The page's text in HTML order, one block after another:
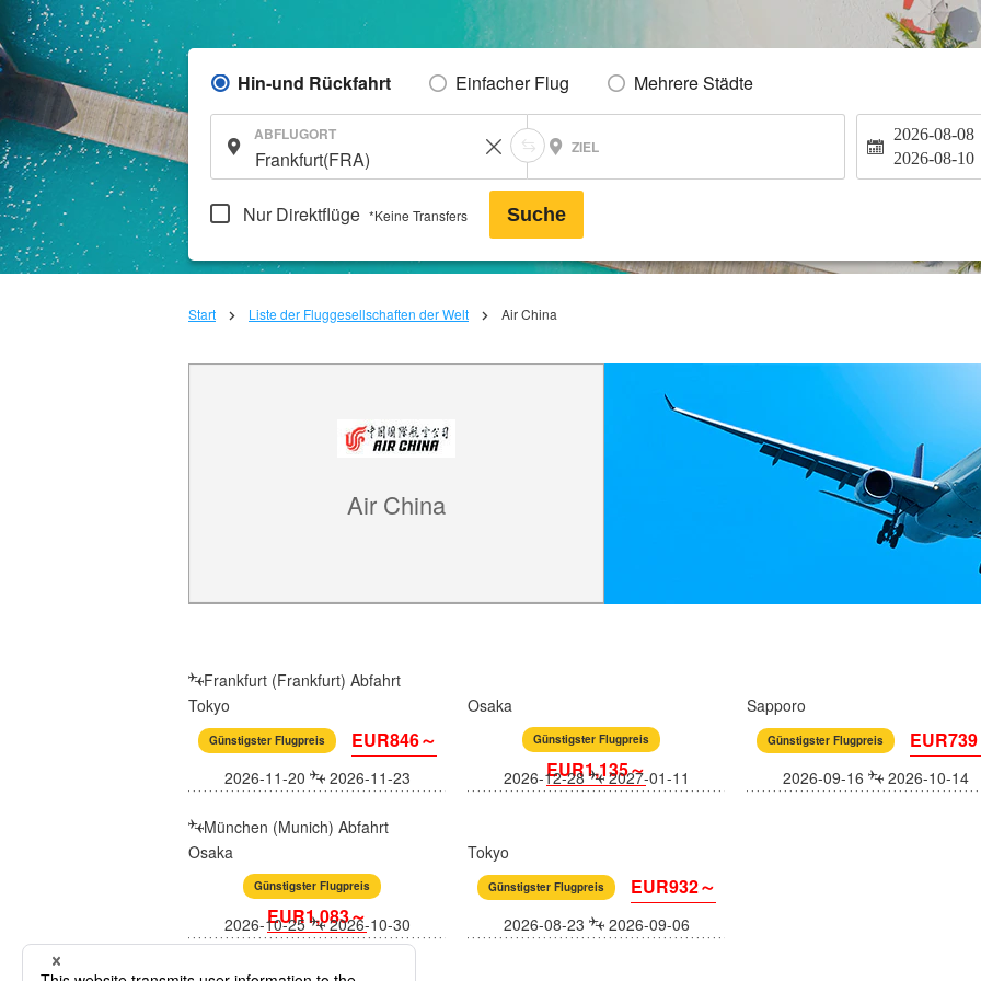
Hin-und Rückfahrt Einfacher Flug Mehrere Städte
ABFLUGORT
ZIEL
2026-08-08
2026-08-10
Nur Direktflüge *Keine Transfers Suche
Start Liste der Fluggesellschaften der Welt Air China
Air China
Frankfurt (Frankfurt) Abfahrt
Tokyo
Günstigster Flugpreis EUR846～
2026-11-20 2026-11-23
Osaka
Günstigster Flugpreis
EUR1,135～
2026-12-28 2027-01-11
Sapporo
Günstigster Flugpreis
2026-09-16 2026-10-14
München (Munich) Abfahrt
Osaka
Günstigster Flugpreis
EUR1,083～
2026-10-25 2026-10-30
Tokyo
Günstigster Flugpreis EUR932～
2026-08-23 2026-09-06